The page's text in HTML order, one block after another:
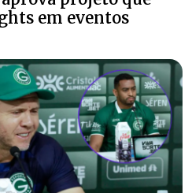
em eventos